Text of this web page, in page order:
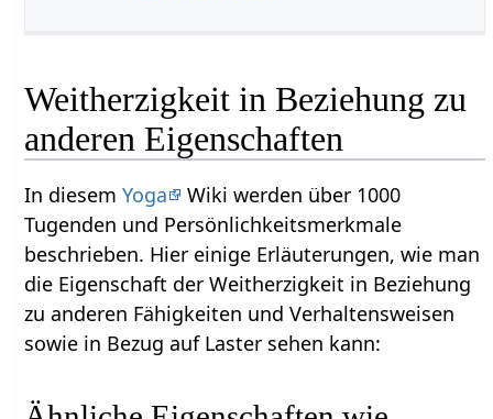
Weitherzigkeit in Beziehung zu
anderen Eigenschaften
In diesemYoga
Wiki werden über 1000
Tugenden und Persönlichkeitsmerkmale
beschrieben. Hier einige Erläuterungen, wie man
die Eigenschaft der Weitherzigkeit in Beziehung
zu anderen Fähigkeiten und Verhaltensweisen
sowie in Bezug auf Laster sehen kann: